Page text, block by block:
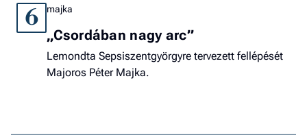
6 majka
„Csordában nagy arc”
Lemondta Sepsiszentgyörgyre tervezett fellépését
Majoros Péter Majka.